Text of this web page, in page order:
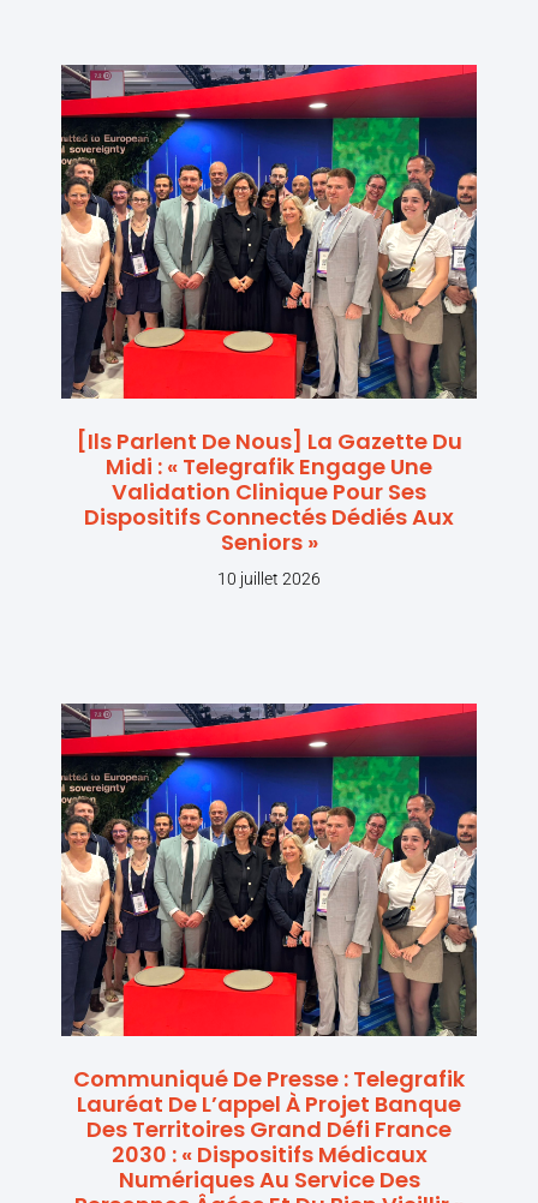
[Ils Parlent De Nous] La Gazette Du
Midi : « Telegrafik Engage Une
Validation Clinique Pour Ses
Dispositifs Connectés Dédiés Aux
Seniors »
10 juillet 2026
Communiqué De Presse : Telegrafik
Lauréat De L’appel À Projet Banque
Des Territoires Grand Défi France
2030 : « Dispositifs Médicaux
Numériques Au Service Des